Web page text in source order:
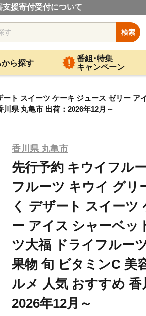
援寄付受付について
検索
から探す
番組･特集
キャンペーン
ト スイーツ ケーキ ジュース ゼリー ア
県 丸亀市 出荷：2026年12月～
香川県 丸亀市
先行予約 キウイフル
フルーツ キウイ グリ
く デザート スイーツ
ー アイス シャーベッ
ツ大福 ドライフルー
果物 旬 ビタミンC 美
ルメ 人気 おすすめ 香
2026年12月～